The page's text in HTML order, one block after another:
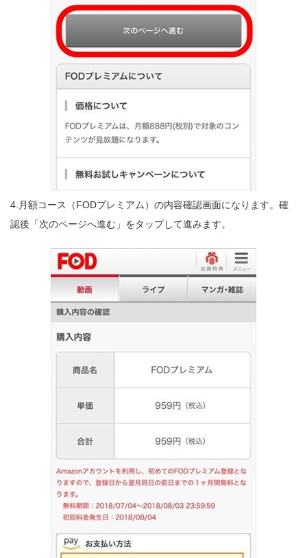
4.月額コース（FODプレミアム）の内容確認画面になります。確
認後「次のページへ進む」をタップして進みます。